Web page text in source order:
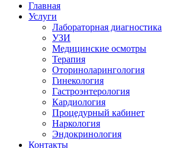
Главная
Услуги
Лабораторная диагностика
УЗИ
Медицинские осмотры
Терапия
Оториноларингология
Гинекология
Гастроэнтерология
Кардиология
Процедурный кабинет
Наркология
Эндокринология
Контакты